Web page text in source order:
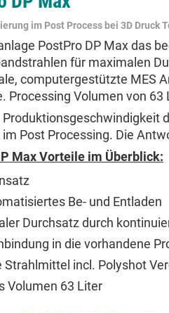
im Post Process bei 3D Druck
PostPro DP Max das
für maximalen
computergestützte MES
Processing Volumen von
Post Processing. Die
Max Vorteile im Überblick:
Be- und Entladen
Durchsatz durch
in die vorhandene
Strahlmittel incl. Polyshot
Volumen 63 Liter